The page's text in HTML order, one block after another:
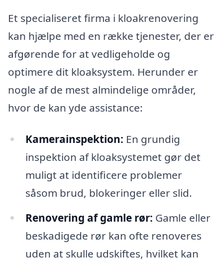
Et specialiseret firma i kloakrenovering
kan hjælpe med en række tjenester, der er
afgørende for at vedligeholde og
optimere dit kloaksystem. Herunder er
nogle af de mest almindelige områder,
hvor de kan yde assistance:
Kamerainspektion: En grundig
inspektion af kloaksystemet gør det
muligt at identificere problemer
såsom brud, blokeringer eller slid.
Renovering af gamle rør: Gamle eller
beskadigede rør kan ofte renoveres
uden at skulle udskiftes, hvilket kan